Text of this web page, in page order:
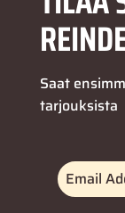
Saat
tarjouksista